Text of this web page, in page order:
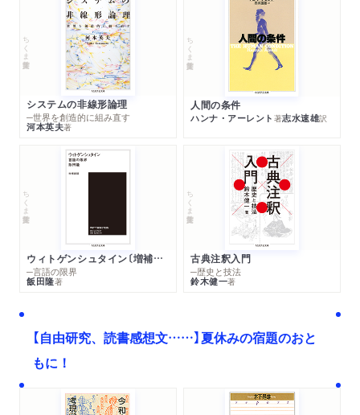
ちくま学芸文庫
システムの非線形論理
─世界を創造的に組み直す
河本英夫著
ちくま学芸文庫
人間の条件
ハンナ・アーレント 著志水速雄訳
ちくま学芸文庫
ウィトゲンシュタイン〔増補新版〕
─言語の限界
飯田隆著
ちくま学芸文庫
古典注釈入門
─歴史と技法
鈴木健一著
【自由研究、読書感想文……】夏休みの宿題のおと
もに！